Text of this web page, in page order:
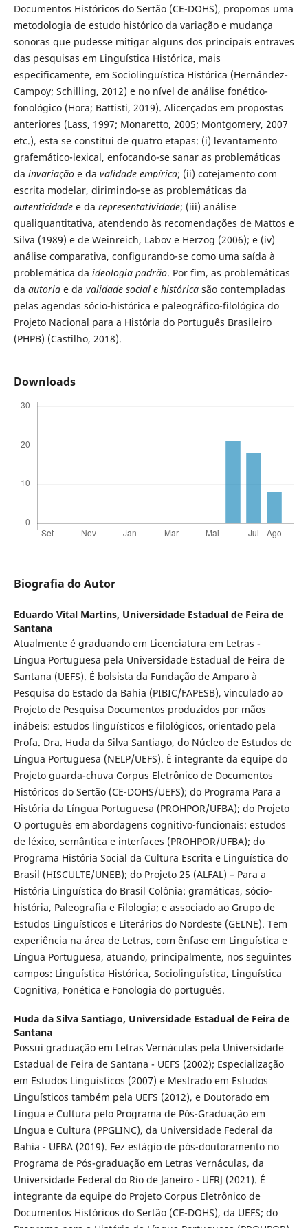
Documentos Históricos do Sertão (CE-DOHS), propomos uma
metodologia de estudo histórico da variação e mudança
sonoras que pudesse mitigar alguns dos principais entraves
das pesquisas em Linguística Histórica, mais
especificamente, em Sociolinguística Histórica (Hernández-
Campoy; Schilling, 2012) e no nível de análise fonético-
fonológico (Hora; Battisti, 2019). Alicerçados em propostas
anteriores (Lass, 1997; Monaretto, 2005; Montgomery, 2007
etc.), esta se constitui de quatro etapas: (i) levantamento
grafemático-lexical, enfocando-se sanar as problemáticas
da invariaçãoe da validade empírica; (ii) cotejamento com
escrita modelar, dirimindo-se as problemáticas da
autenticidadee da representatividade; (iii) análise
qualiquantitativa, atendendo às recomendações de Mattos e
Silva (1989) e de Weinreich, Labov e Herzog (2006); e (iv)
análise comparativa, configurando-se como uma saída à
problemática da ideologia padrão. Por fim, as problemáticas
da autoriae da validade social e históricasão contempladas
pelas agendas sócio-histórica e paleográfico-filológica do
Projeto Nacional para a História do Português Brasileiro
(PHPB) (Castilho, 2018).
Downloads
Biografia do Autor
Eduardo Vital Martins, Universidade Estadual de Feira de
Santana
Atualmente é graduando em Licenciatura em Letras -
Língua Portuguesa pela Universidade Estadual de Feira de
Santana (UEFS). É bolsista da Fundação de Amparo à
Pesquisa do Estado da Bahia (PIBIC/FAPESB), vinculado ao
Projeto de Pesquisa Documentos produzidos por mãos
inábeis: estudos linguísticos e filológicos, orientado pela
Profa. Dra. Huda da Silva Santiago, do Núcleo de Estudos de
Língua Portuguesa (NELP/UEFS). É integrante da equipe do
Projeto guarda-chuva Corpus Eletrônico de Documentos
Históricos do Sertão (CE-DOHS/UEFS); do Programa Para a
História da Língua Portuguesa (PROHPOR/UFBA); do Projeto
O português em abordagens cognitivo-funcionais: estudos
de léxico, semântica e interfaces (PROHPOR/UFBA); do
Programa História Social da Cultura Escrita e Linguística do
Brasil (HISCULTE/UNEB); do Projeto 25 (ALFAL) – Para a
História Linguística do Brasil Colônia: gramáticas, sócio-
história, Paleografia e Filologia; e associado ao Grupo de
Estudos Linguísticos e Literários do Nordeste (GELNE). Tem
experiência na área de Letras, com ênfase em Linguística e
Língua Portuguesa, atuando, principalmente, nos seguintes
campos: Linguística Histórica, Sociolinguística, Linguística
Cognitiva, Fonética e Fonologia do português.
Huda da Silva Santiago, Universidade Estadual de Feira de
Santana
Possui graduação em Letras Vernáculas pela Universidade
Estadual de Feira de Santana - UEFS (2002); Especialização
em Estudos Linguísticos (2007) e Mestrado em Estudos
Linguísticos também pela UEFS (2012), e Doutorado em
Língua e Cultura pelo Programa de Pós-Graduação em
Língua e Cultura (PPGLINC), da Universidade Federal da
Bahia - UFBA (2019). Fez estágio de pós-doutoramento no
Programa de Pós-graduação em Letras Vernáculas, da
Universidade Federal do Rio de Janeiro - UFRJ (2021). É
integrante da equipe do Projeto Corpus Eletrônico de
Documentos Históricos do Sertão (CE-DOHS), da UEFS; do